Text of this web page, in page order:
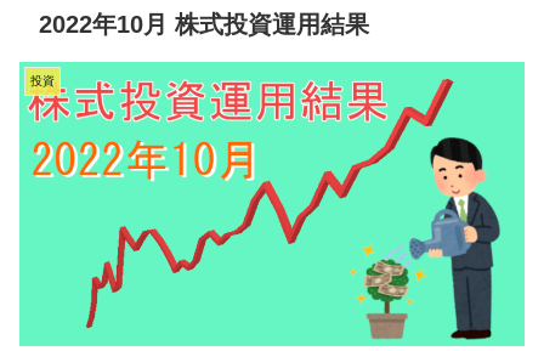
2022年10月 株式投資運用結果
投資